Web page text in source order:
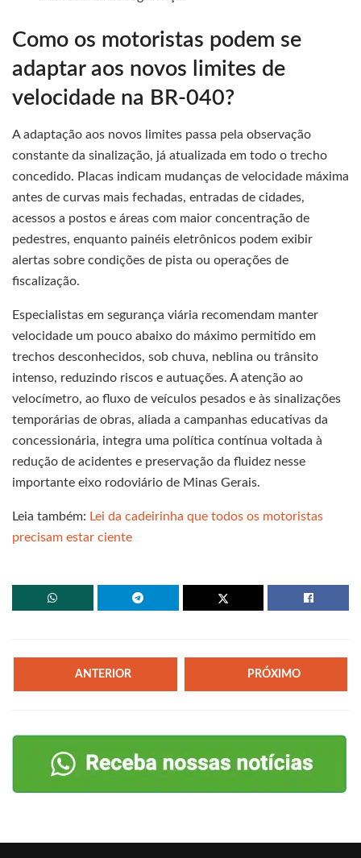
Como os motoristas podem se
adaptar aos novos limites de
velocidade na BR-040?
A adaptação aos novos limites passa pela observação
constante da sinalização, já atualizada em todo o trecho
concedido. Placas indicam mudanças de velocidade máxima
antes de curvas mais fechadas, entradas de cidades,
acessos a postos e áreas com maior concentração de
pedestres, enquanto painéis eletrônicos podem exibir
alertas sobre condições de pista ou operações de
fiscalização.
Especialistas em segurança viária recomendam manter
velocidade um pouco abaixo do máximo permitido em
trechos desconhecidos, sob chuva, neblina ou trânsito
intenso, reduzindo riscos e autuações. A atenção ao
velocímetro, ao fluxo de veículos pesados e às sinalizações
temporárias de obras, aliada a campanhas educativas da
concessionária, integra uma política contínua voltada à
redução de acidentes e preservação da fluidez nesse
importante eixo rodoviário de Minas Gerais.
Leia também: Lei da cadeirinha que todos os motoristas
precisam estar ciente
ANTERIOR PRÓXIMO